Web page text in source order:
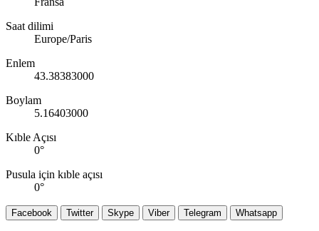
Saat dilimi
Europe/Paris
Enlem
43.38383000
Boylam
5.16403000
Kıble Açısı
0°
Pusula için kıble açısı
0°
Facebook Twitter Skype Viber Telegram Whatsapp